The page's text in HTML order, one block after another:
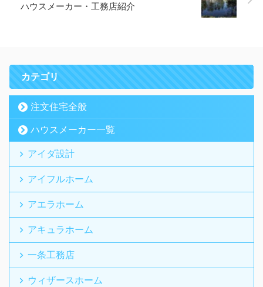
ハウスメーカー・工務店紹介
カテゴリ
注文住宅全般
ハウスメーカー一覧
アイダ設計
アイフルホーム
アエラホーム
アキュラホーム
一条工務店
ウィザースホーム